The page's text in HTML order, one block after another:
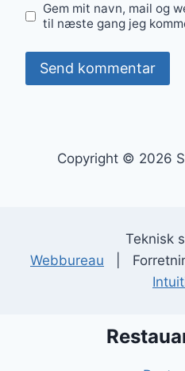
Gem mit navn, mail og
til næste gang jeg
Copyright © 2026
Teknisk
Webbureau |